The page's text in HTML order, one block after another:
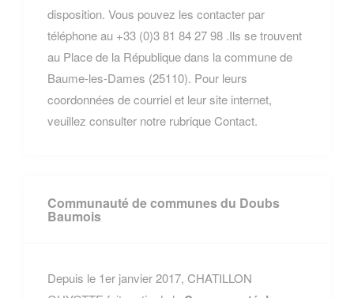
disposition. Vous pouvez les contacter par
téléphone au +33 (0)3 81 84 27 98 .Ils se trouvent
au Place de la République dans la commune de
Baume-les-Dames (25110). Pour leurs
coordonnées de courriel et leur site internet,
veuillez consulter notre rubrique Contact.
Communauté de communes du Doubs
Baumois
Depuis le 1er janvier 2017, CHATILLON